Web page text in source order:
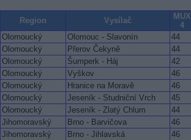
Region Vysílač
MUX
4
Olomoucký
Olomouc - Slavonín 44
Olomoucký
Přerov Čekyně 44
Olomoucký
Šumperk - Háj 42
Olomoucký
Vyškov 46
Olomoucký
Hranice na Moravě 46
Olomoucký
Jeseník - Studniční Vrch 45
Olomoucký
Jeseník - Zlatý Chlum 44
Jihomoravský
Brno - Barvičova 46
Jihomoravský
Brno - Jihlavská 46